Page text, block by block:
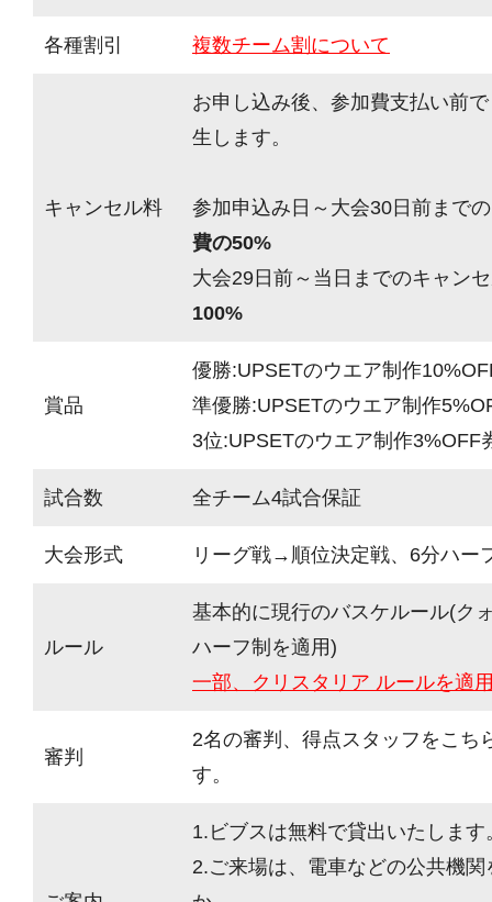
各種割引 複数チーム割について
キャンセル料
お申し込み後、参加費支払い前
生します。
参加申込み日～大会30日前まで
費の50%
大会29日前～当日までのキャン
100%
賞品
優勝:UPSETのウエア制作
準優勝:UPSETのウエア制作
3位:UPSETのウエア制作3%OFF
試合数 全チーム4試合保証
大会形式 リーグ戦→順位決定戦、6分ハー
ルール
基本的に現行のバスケルール(ク
ハーフ制を適用)
一部、クリスタリア ルールを適
審判
2名の審判、得点スタッフをこち
す。
1.ビブスは無料で貸出いたします
2.ご来場は、電車などの公共機